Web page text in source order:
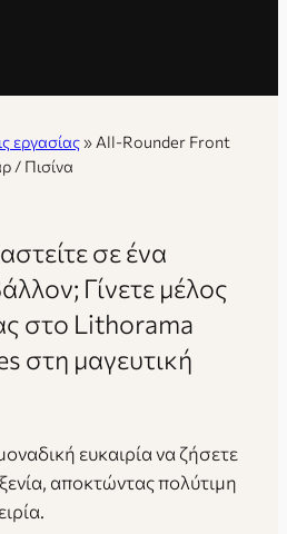
εργασίας» All-Rounder Front
/ Πισίνα
σε ένα
Γίνετε μέλος
στο Lithorama
στη μαγευτική
ευκαιρία να ζήσετε
αποκτώντας πολύτιμη